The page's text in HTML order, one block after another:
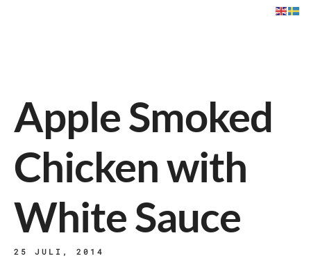
Apple Smoked
Chicken with
White Sauce
25 JULI, 2014